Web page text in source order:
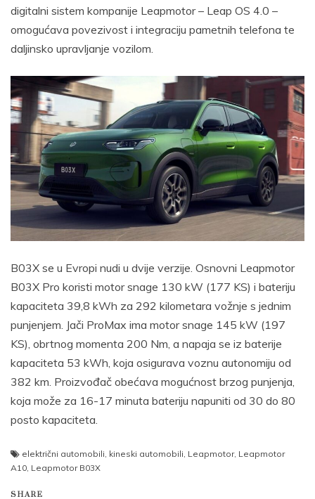
digitalni sistem kompanije Leapmotor – Leap OS 4.0 –
omogućava povezivost i integraciju pametnih telefona te
daljinsko upravljanje vozilom.
B03X se u Evropi nudi u dvije verzije. Osnovni Leapmotor
B03X Pro koristi motor snage 130 kW (177 KS) i bateriju
kapaciteta 39,8 kWh za 292 kilometara vožnje s jednim
punjenjem. Jači ProMax ima motor snage 145 kW (197
KS), obrtnog momenta 200 Nm, a napaja se iz baterije
kapaciteta 53 kWh, koja osigurava voznu autonomiju od
382 km. Proizvođač obećava mogućnost brzog punjenja,
koja može za 16-17 minuta bateriju napuniti od 30 do 80
posto kapaciteta.
električni automobili, kineski automobili, Leapmotor, Leapmotor
A10, Leapmotor B03X
SHARE